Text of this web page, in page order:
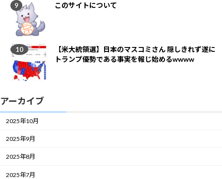
このサイトについて
【米大統領選】日本のマスコミさん 隠しきれず遂に
トランプ優勢である事実を報じ始めるwwww
アーカイブ
2025年10月
2025年9月
2025年8月
2025年7月